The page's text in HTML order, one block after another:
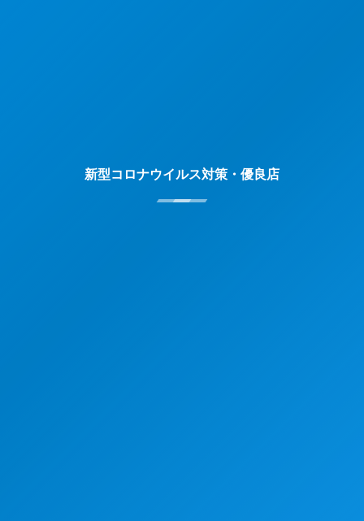
新型コロナウイルス対策・優良店